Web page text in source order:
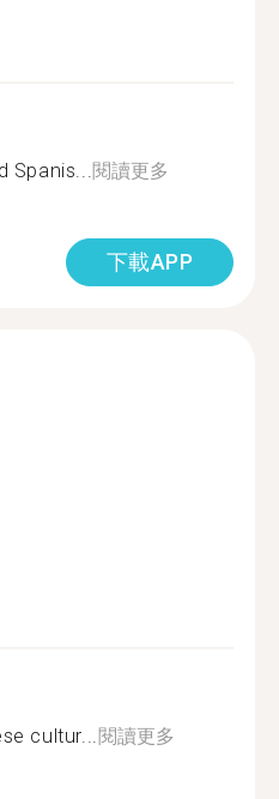
Spanis...閱讀更多
下載APP
cultur...閱讀更多